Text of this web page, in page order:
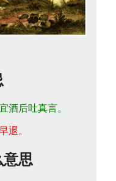
酒后吐真言。
退。
意思